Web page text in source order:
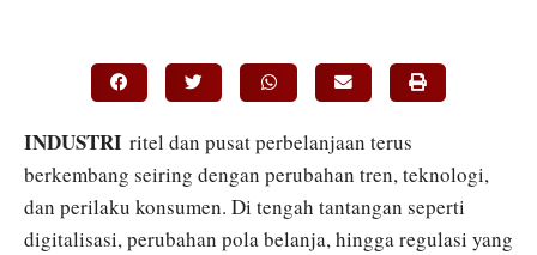
INDUSTRI ritel dan pusat perbelanjaan terus
berkembang seiring dengan perubahan tren, teknologi,
dan perilaku konsumen. Di tengah tantangan seperti
digitalisasi, perubahan pola belanja, hingga regulasi yang